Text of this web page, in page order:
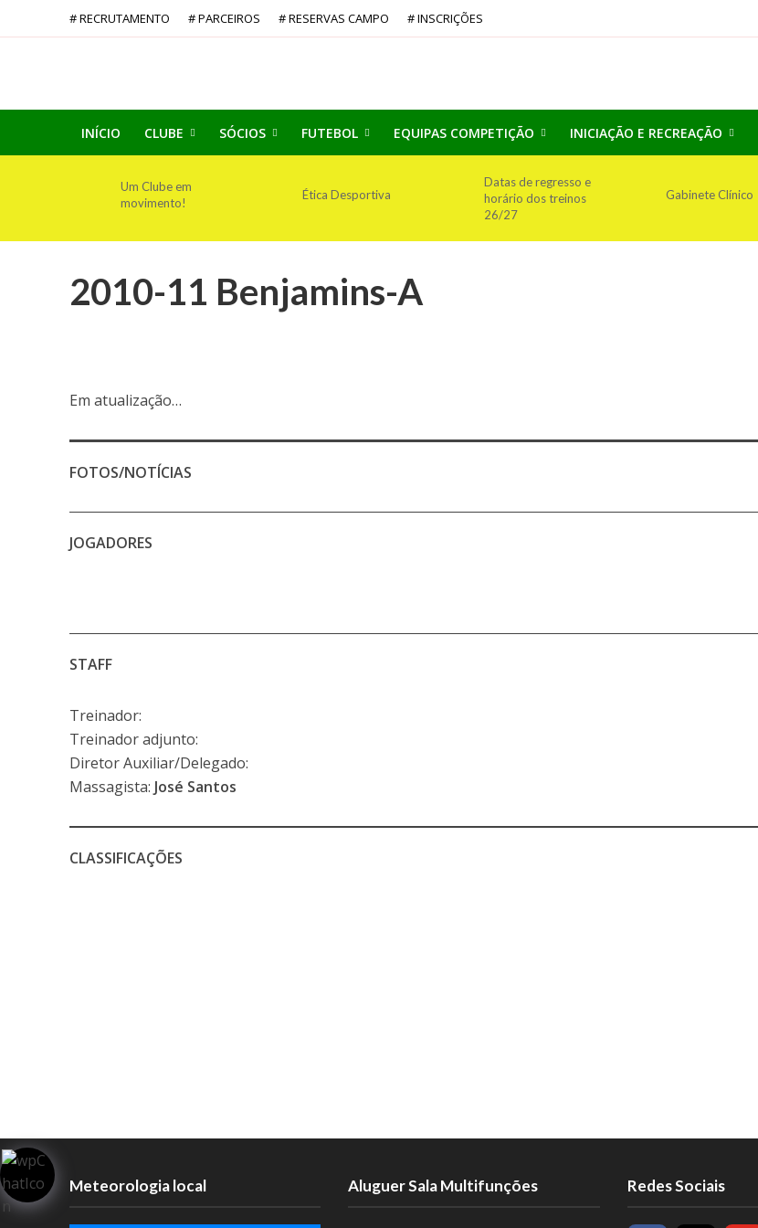
# RECRUTAMENTO # PARCEIROS # RESERVAS CAMPO # INSCRIÇÕES
INÍCIO CLUBE SÓCIOS FUTEBOL EQUIPAS COMPETIÇÃO INICIAÇÃO E RECREAÇÃO
Um Clube em
movimento!
Ética Desportiva
Datas de regresso e
horário dos treinos
26/27
Gabinete Clínico
2010-11 Benjamins-A
Em atualização…
FOTOS/NOTÍCIAS
JOGADORES
STAFF
Treinador:
Treinador adjunto:
Diretor Auxiliar/Delegado:
Massagista: José Santos
CLASSIFICAÇÕES
Meteorologia local Aluguer Sala Multifunções Redes Sociais